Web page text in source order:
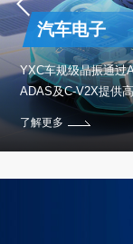
汽车电子
YXC车规级晶振通过
ADAS及C-V2X提供
了解更多